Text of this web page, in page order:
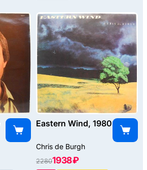
Eastern Wind, 1980
Chris de Burgh
22801938 ₽